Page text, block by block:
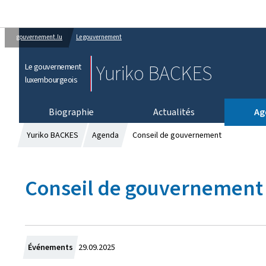
gouvernement.lu Le gouvernement
Le gouvernement
luxembourgeois
Yuriko BACKES
Biographie Actualités
Yuriko BACKES Agenda Conseil de gouvernement
Conseil de gouvernement
Événements C
29.09.2025